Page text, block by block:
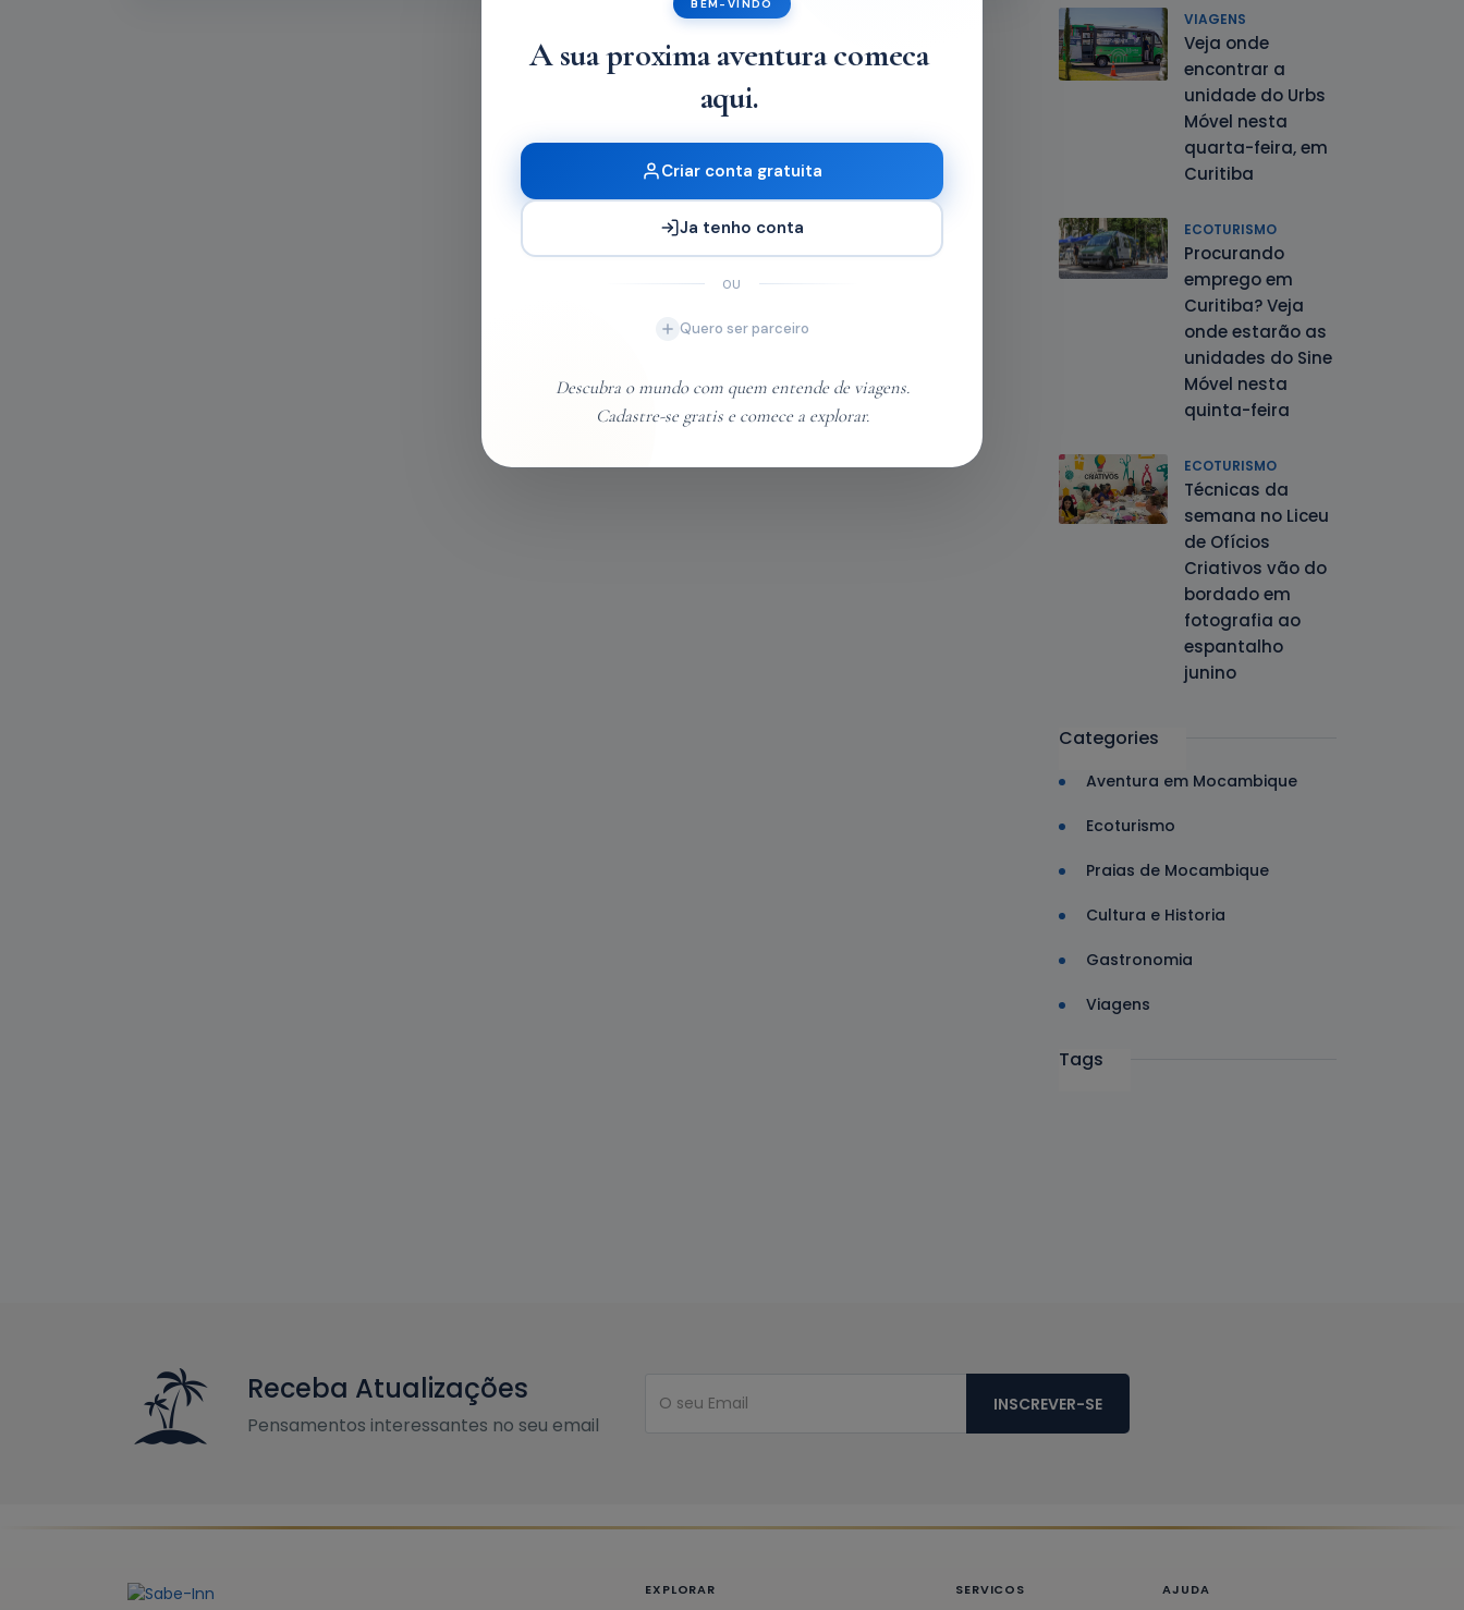
VIAGENS
Veja onde
encontrar a
unidade do Urbs
Móvel nesta
quarta-feira, em
Curitiba
ECOTURISMO
Procurando
emprego em
Curitiba? Veja
onde estarão as
unidades do Sine
Móvel nesta
quinta-feira
ECOTURISMO
Técnicas da
semana no Liceu
de Ofícios
Criativos vão do
bordado em
fotografia ao
espantalho
junino
Categories
Aventura em Mocambique
Ecoturismo
Praias de Mocambique
Cultura e Historia
Gastronomia
Viagens
Tags
Receba Atualizações
Pensamentos interessantes no seu email
INSCREVER-SE
EXPLORAR SERVICOS AJUDA
BEM-VINDO
A sua proxima aventura comeca
aqui.
Criar conta gratuita
Ja tenho conta
OU
Quero ser parceiro
Descubra o mundo com quem entende de viagens.
Cadastre-se gratis e comece a explorar.